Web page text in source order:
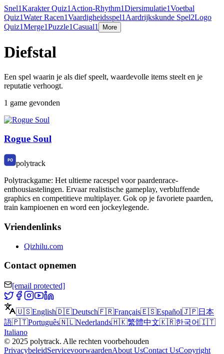
Snel1Karakter Quiz1 Action-Rhythm1Diersimulatie1Voetbal
Quiz1Water Racen1Vaardigheidsspel1 Aardrijkskunde Spel2Logo
Quiz1Merge1Puzzle1Casual1 More
Diefstal
Een spel waarin je als dief speelt, waardevolle items steelt en je
reputatie verhoogt.
1 game gevonden
Rogue Soul
polytrack
Polytrackgame: Het ultieme racespel voor paardenrace-
enthousiastelingen. Ervaar realistische gameplay, verbluffende
graphics en competitieve multiplayer. Gok op je favoriete paarden,
train kampioenen en word een jockeylegende.
Vriendenlinks
Qizhilu.com
Contact opnemen
[email protected]
🇺🇸English🇩🇪Deutsch🇫🇷Français🇪🇸Español🇯🇵日本
語🇵🇹Português🇳🇱Nederlands🇭🇰繁體中文🇰🇷한국어🇮🇹
Italiano
© 2025 polytrack. Alle rechten voorbehouden
PrivacybeleidServicevoorwaardenAbout UsContact UsCopyright